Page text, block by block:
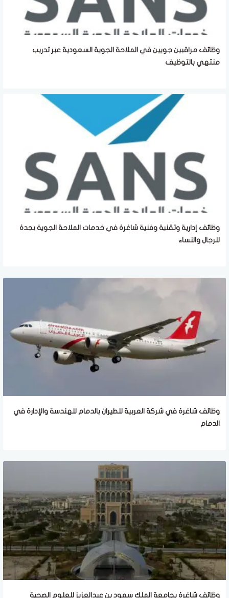
وظائف مراقبين جويين في الملاحة الجوية السعودية عبر تدريب
منتهي بالتوظيف
وظائف إدارية وتقنية وفنية شاغرة في خدمات الملاحة الجوية بجدة
للرجال والنساء
وظائف شاغرة في شركة العربية للطيران بالدمام للهندسة والإدارة في
الدمام
وظائف شاغرة بجامعة الملك سعود بن عبدالعزيز للعلوم الصحية